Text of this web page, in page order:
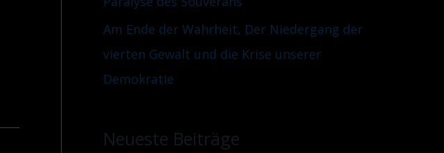
Am Ende der Wahrheit, Der Niedergang der
vierten Gewalt und die Krise unserer
Demokratie
Neueste Beiträge